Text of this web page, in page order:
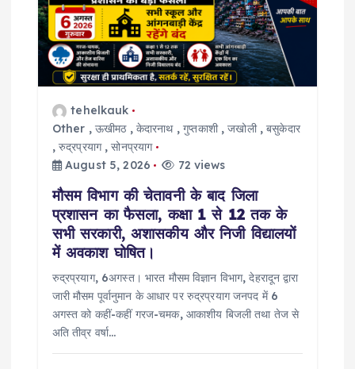
t
tehelkauk
Other , ऊखीमठ, केदारनाथ,गुप्तकाशी,जखोली,बसुकेदार
,रुद्रप्रयाग,सोनप्रयाग
August 5, 2026
72 views
मौसम विभाग की चेतावनी के बाद जिला
प्रशासन का फैसला, कक्षा 1 से 12 तक के
सभी सरकारी, अशासकीय और निजी विद्यालयों
में अवकाश घोषित।
रुद्रप्रयाग, 6अगस्त। भारत मौसम विज्ञान विभाग, देहरादून द्वारा
जारी मौसम पूर्वानुमान के आधार पर रुद्रप्रयाग जनपद में 6
अगस्त को कहीं-कहीं गरज-चमक, आकाशीय बिजली तथा तेज से
अति तीव्र वर्षा…